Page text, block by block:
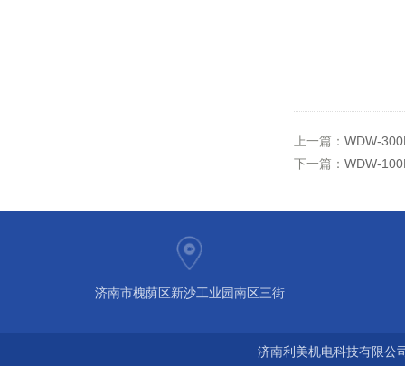
上一篇： WDW-
下一篇： WDW-
济南市槐荫区新沙工业园南区三街
济南利美机电科技有限